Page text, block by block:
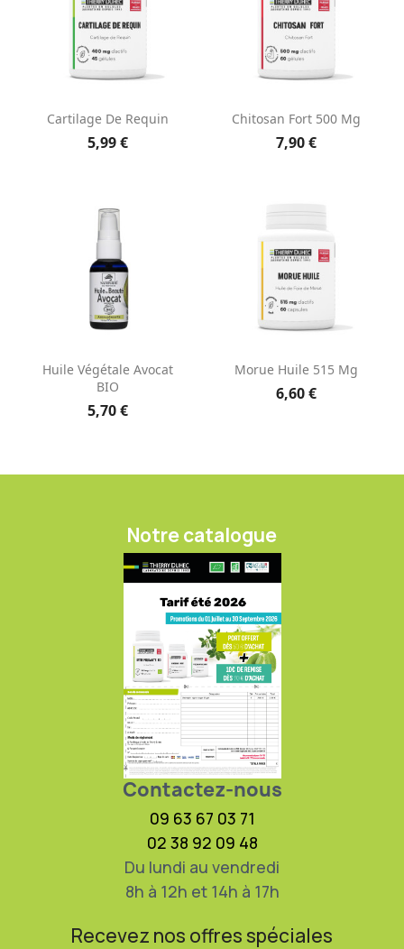
Cartilage De Requin
5,99 €
Chitosan Fort 500 Mg
7,90 €
Huile Végétale Avocat
BIO
5,70 €
Morue Huile 515 Mg
6,60 €
Notre catalogue
Contactez-nous
09 63 67 03 71
02 38 92 09 48
Du lundi au vendredi
8h à 12h et 14h à 17h
Recevez nos offres spéciales